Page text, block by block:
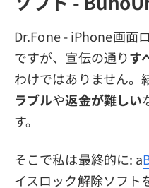
Dr.Fone - iPhone画面
ですが、宣伝の通りす
わけではありません。
ラブルや返金が難しい
す。
そこで私は最終的に: a
イスロック解除ソフト